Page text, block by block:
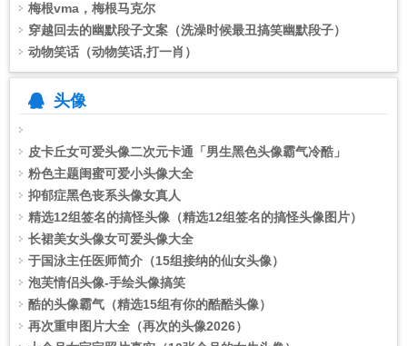
梅根vma，梅根马克尔
穿越回去的幽默段子文案（洗澡时候最丑搞笑幽默段子）
动物笑话（动物笑话,打一肖）
头像
Warning: mt_rand(): max(-1) is smaller than min(0) in
D:\wwwroot\phpcms\libs\functions\global.func.php
line1972
Warning: mt_rand(): max(-1) is smaller than min(0) in
D:\wwwroot\phpcms\libs\functions\g
皮卡丘女可爱头像二次元卡通「男生黑色头像霸气冷酷」
粉色主题闺蜜可爱小头像大全
抑郁症黑色丧系头像女真人
精选12组签名的搞怪头像（精选12组签名的搞怪头像图片）
长裙美女头像女可爱头像大全
于国泳主任医师简介（15组接纳的仙女头像）
泡芙情侣头像-手绘头像搞笑
酷的头像霸气（精选15组有你的酷酷头像）
再次重申图片大全（再次的头像2026）